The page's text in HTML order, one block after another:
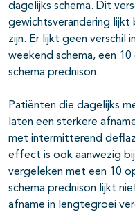
dagelijks schema. Dit
gewichtsverandering
zijn. Er lijkt geen verschil
weekend schema, een
schema prednison.
Patiënten die dagelijks
laten een sterkere
met intermitterend
effect is ook aanwezig
vergeleken met een 10
schema prednison lijkt
afname in lengtegroei